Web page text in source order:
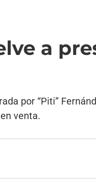
a
por “Piti”
venta.